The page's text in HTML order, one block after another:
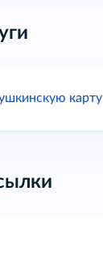
карту